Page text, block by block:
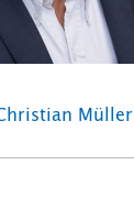
Müller